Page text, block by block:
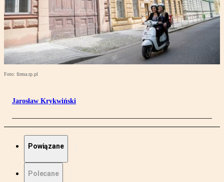
Foto: firma.rp.pl
Jarosław Krykwiński
Powiązane
Polecane